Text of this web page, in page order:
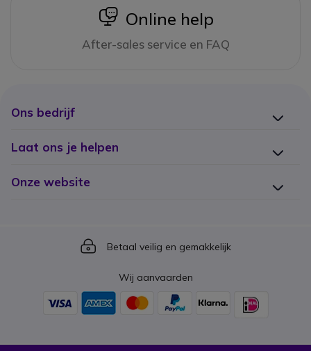
icon
Online help
After-sales service en FAQ
Ons bedrijf
Laat ons je helpen
Onze website
Icon
Betaal veilig en gemakkelijk
Wij aanvaarden